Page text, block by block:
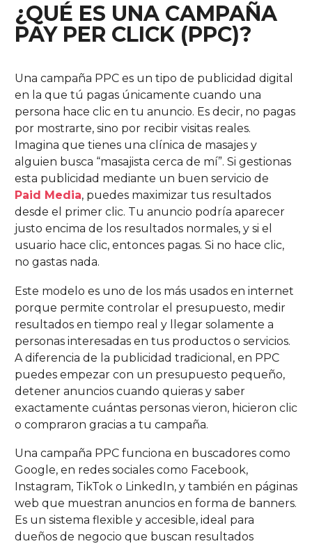
¿QUÉ ES UNA CAMPAÑA
PAY PER CLICK (PPC)?
Una campaña PPC es un tipo de publicidad digital
en la que tú pagas únicamente cuando una
persona hace clic en tu anuncio. Es decir, no pagas
por mostrarte, sino por recibir visitas reales.
Imagina que tienes una clínica de masajes y
alguien busca “masajista cerca de mí”. Si gestionas
esta publicidad mediante un buen servicio de
Paid Media, puedes maximizar tus resultados
desde el primer clic. Tu anuncio podría aparecer
justo encima de los resultados normales, y si el
usuario hace clic, entonces pagas. Si no hace clic,
no gastas nada.
Este modelo es uno de los más usados en internet
porque permite controlar el presupuesto, medir
resultados en tiempo real y llegar solamente a
personas interesadas en tus productos o servicios.
A diferencia de la publicidad tradicional, en PPC
puedes empezar con un presupuesto pequeño,
detener anuncios cuando quieras y saber
exactamente cuántas personas vieron, hicieron clic
o compraron gracias a tu campaña.
Una campaña PPC funciona en buscadores como
Google, en redes sociales como Facebook,
Instagram, TikTok o LinkedIn, y también en páginas
web que muestran anuncios en forma de banners.
Es un sistema flexible y accesible, ideal para
dueños de negocio que buscan resultados